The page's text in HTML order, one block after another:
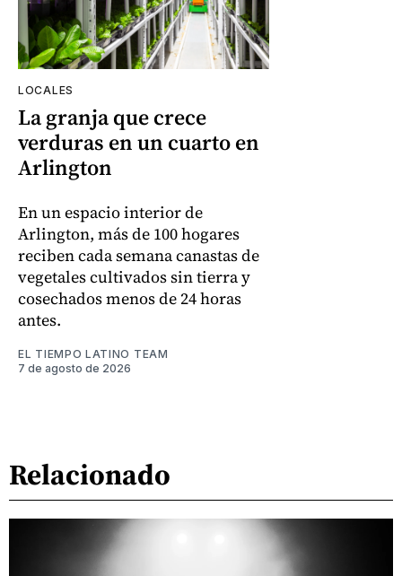
LOCALES
La granja que crece
verduras en un cuarto en
Arlington
En un espacio interior de
Arlington, más de 100 hogares
reciben cada semana canastas de
vegetales cultivados sin tierra y
cosechados menos de 24 horas
antes.
EL TIEMPO LATINO TEAM
7 de agosto de 2026
Relacionado